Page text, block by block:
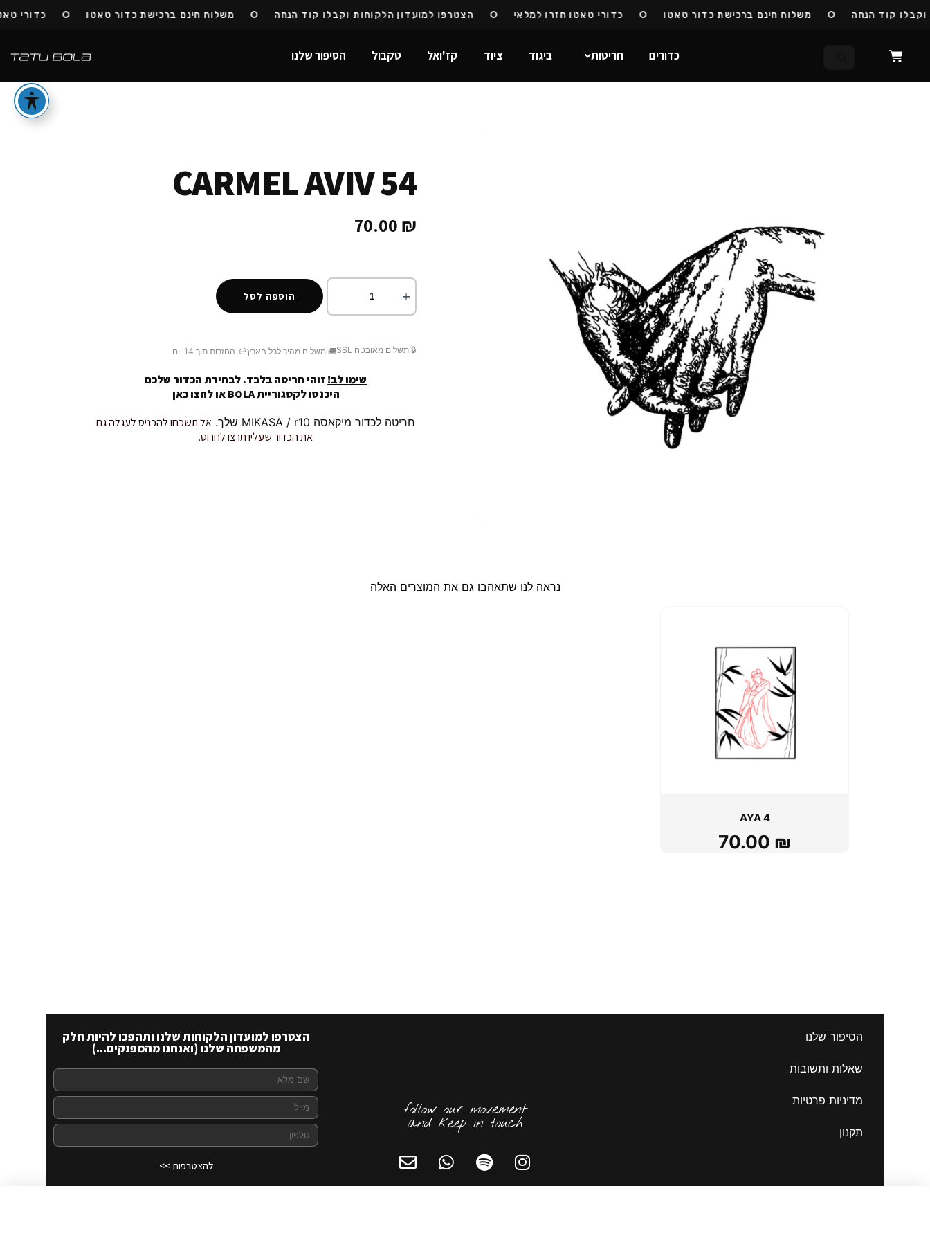
משלוח חינם ברכישת כדור טאטו כדורי טאטו קוד הנחה משלוח חינם ברכישת כדור טאטו כדורי טאטו חזרו למלאי הצטרפו למועדון הלקוחות וקבלו קוד הנחה
כדורים חריטות ביגוד ציוד קז'ואל טקבול הסיפור שלנו
CARMEL AVIV 54
70.00 ₪
הוספה לסל
🔒 תשלום מאובטח SSL 🚚 משלוח מהיר לכל הארץ↩️ החזרות תוך 14 יום
שימו לב! זוהי חריטה בלבד. לבחירת הכדור שלכם
היכנסו לקטגוריית BOLA או
לחצו כאן
חריטה לכדור מיקאסה MIKASA / r10 שלך.
אל תשכחו להכניס לעגלה גם
את הכדור שעליו תרצו לחרוט.
נראה לנו שתאהבו גם את המוצרים האלה
AYA 4
70.00 ₪
הסיפור שלנו
שאלות ותשובות
מדיניות פרטיות
תקנון
follow our movement
and keep in touch
הצטרפו למועדון הלקוחות שלנו ותהפכו להיות חלק
מהמשפחה שלנו (ואנחנו מהמפנקים...)
להצטרפות >>